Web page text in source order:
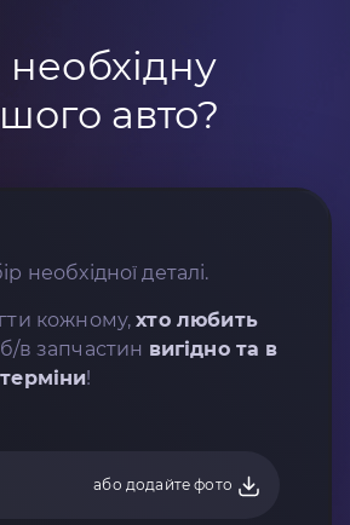
необхідну
авто?
необхідної деталі.
кожному,хто любить
в запчастин вигідно та в
!
або додайте фото